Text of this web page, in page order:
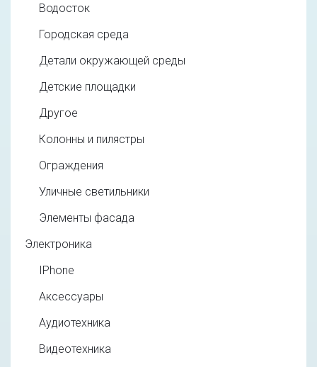
Водосток
Городская среда
Детали окружающей среды
Детские площадки
Другое
Колонны и пилястры
Ограждения
Уличные светильники
Элементы фасада
Электроника
IPhone
Аксессуары
Аудиотехника
Видеотехника